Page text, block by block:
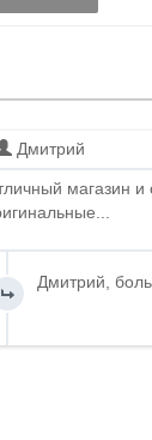
Дмитрий
магазин и
Дмитрий,